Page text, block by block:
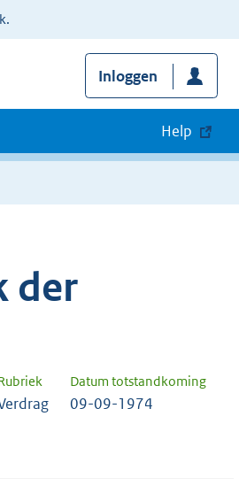
Inloggen
Help
der
Datum totstandkoming
09-09-1974